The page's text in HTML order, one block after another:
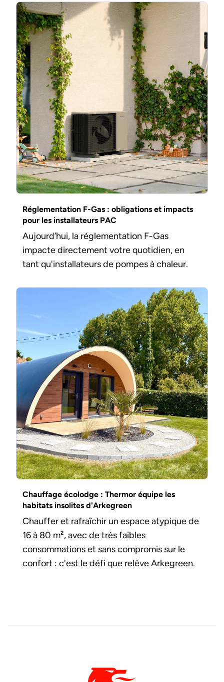
Réglementation F-Gas : obligations et impacts
pour les installateurs PAC
Aujourd’hui, la réglementation F-Gas
impacte directement votre quotidien, en
tant qu'installateurs de pompes à chaleur.
Chauffage écolodge : Thermor équipe les
habitats insolites d'Arkegreen
Chauffer et rafraîchir un espace atypique de
16 à 80 m², avec de très faibles
consommations et sans compromis sur le
confort : c'est le défi que relève Arkegreen.